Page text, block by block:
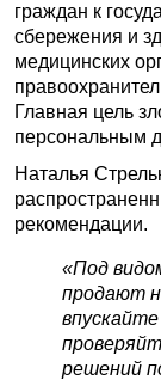
граждан к
сбережения и
медицинских
Главная цель
персональным
Наталья
рекомендации.
«Под
продают
решений